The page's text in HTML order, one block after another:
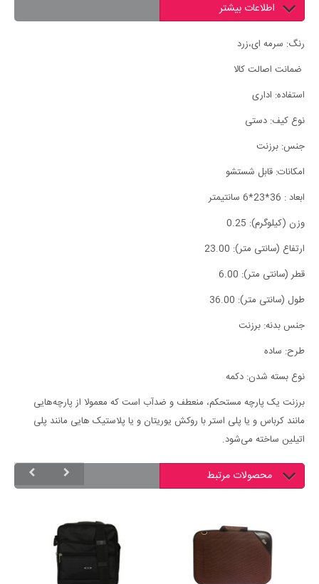
اطلاعات بیشتر
رنگ: سرمه ای،زرد
ضمانت اصالت کالا
استفاده: اداری
نوع کیف: دستی
جنس: برزنت
امکانات: قابل شستشو
ابعاد ‏:‏ 36*23*6 سانتیمتر
وزن ‏(‏کیلوگرم‏)‏: 0.25
ارتفاع ‏(‏سانتی متر‏)‏: 23.00
قطر ‏(‏سانتی متر‏)‏: 6.00
طول ‏(‏سانتی متر‏)‏: 36.00
جنس بدنه: برزنت
طرح: ساده
نوع بسته شدن: دکمه
برزنت یک پارچه مستحکم، منعطف و ضدآب است که معمولا از پارچه‌هایی
مانند کرباس و یا پلی استر با روکش یوریتان و یا پلاستیک هایی مانند پلی
اتیلین ساخته می‌شود‏.‏
محصولات مرتبط